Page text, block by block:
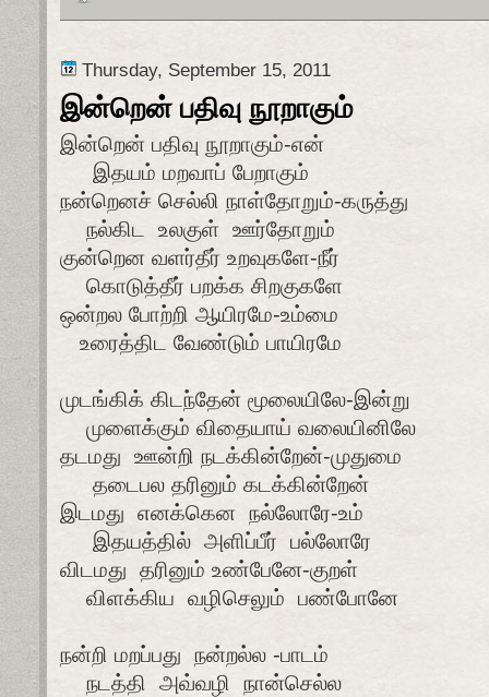
Thursday, September 15, 2011
இன்றென் பதிவு நூறாகும்
இன்றென் பதிவு நூறாகும்-என்
இதயம் மறவாப் பேறாகும்
நன்றெனச் செல்லி நாள்தோறும்-கருத்து
நல்கிட உலகுள் ஊர்தோறும்
குன்றென வளர்தீர் உறவுகளே-நீர்
கொடுத்தீர் பறக்க சிறகுகளே
ஒன்றல போற்றி ஆயிரமே-உம்மை
உரைத்திட வேண்டும் பாயிரமே
முடங்கிக் கிடந்தேன் மூலையிலே-இன்று
முளைக்கும் விதையாய் வலையினிலே
தடமது ஊன்றி நடக்கின்றேன்-முதுமை
தடைபல தரினும் கடக்கின்றேன்
இடமது எனக்கென நல்லோரே-உம்
இதயத்தில் அளிப்பீர் பல்லோரே
விடமது தரினும் உண்பேனே-குறள்
விளக்கிய வழிசெலும் பண்போனே
நன்றி மறப்பது நன்றல்ல -பாடம்
நடத்தி அவ்வழி நான்செல்ல